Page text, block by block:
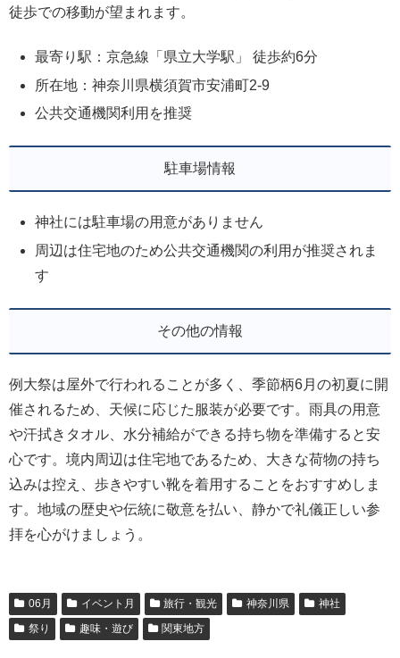
徒歩での移動が望まれます。
最寄り駅：京急線「県立大学駅」 徒歩約6分
所在地：神奈川県横須賀市安浦町2-9
公共交通機関利用を推奨
駐車場情報
神社には駐車場の用意がありません
周辺は住宅地のため公共交通機関の利用が推奨されま
す
その他の情報
例大祭は屋外で行われることが多く、季節柄6月の初夏に開
催されるため、天候に応じた服装が必要です。雨具の用意
や汗拭きタオル、水分補給ができる持ち物を準備すると安
心です。境内周辺は住宅地であるため、大きな荷物の持ち
込みは控え、歩きやすい靴を着用することをおすすめしま
す。地域の歴史や伝統に敬意を払い、静かで礼儀正しい参
拝を心がけましょう。
06月 イベント月 旅行・観光 神奈川県
神社
祭り
趣味・遊び 関東地方